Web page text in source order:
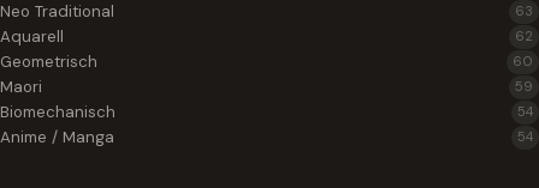
Neo Traditional 63
Aquarell 62
Geometrisch 60
Maori 59
Biomechanisch 54
Anime / Manga 54